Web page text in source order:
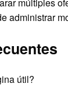
administrar
útil?